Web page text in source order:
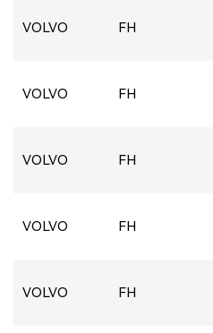
VOLVO FH
VOLVO FH
VOLVO FH
VOLVO FH
VOLVO FH